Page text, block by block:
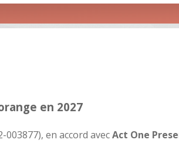
en 2027
003877), en accord avecAct One